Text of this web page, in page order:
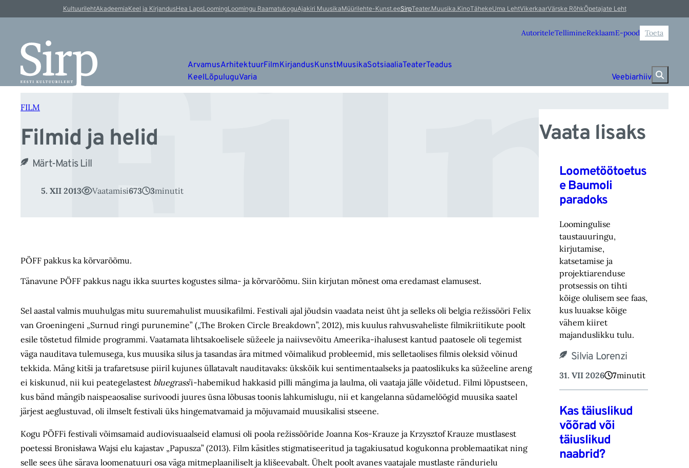
sisu
KultuurilehtAkadeemiaKeel ja KirjandusHea LapsLoomingLoomingu RaamatukoguAjakiri MuusikaMüürilehte-Kunst.eeSirpTeater.Muusika.KinoTähekeUma LehtVikerkaarVärske RõhkÕpetajate Leht
AutoriteleTellimineReklaamE-pood Toeta
ArvamusArhitektuurFilmKirjandusKunstMuusikaSotsiaaliaTeaterTeadus
KeelLõpuluguVaria Veebiarhiiv
FILM
Filmid ja helid
Märt-Matis Lill
5. XII 2013 Vaatamisi673 3minutit
PÖFF pakkus ka kõrvarõõmu.
Tänavune PÖFF pakkus nagu ikka suurtes kogustes silma- ja kõrvarõõmu. Siin kirjutan mõnest oma eredamast elamusest.
Sel aastal valmis muuhulgas mitu suuremahulist muusikafilmi. Festivali ajal jõudsin vaadata neist üht ja selleks oli belgia režissööri Felix
van Groeningeni „Surnud ringi purunemine” („The Broken Circle Breakdown”, 2012), mis kuulus rahvusvaheliste filmikriitikute poolt
esile tõstetud filmide programmi. Vaatamata lihtsakoelisele süžeele ja naiivsevõitu Ameerika-ihalusest kantud paatosele oli tegemist
väga nauditava tulemusega, kus muusika silus ja tasandas ära mitmed võimalikud probleemid, mis selletaolises filmis oleksid võinud
tekkida. Mäng kitši ja trafaretsuse piiril kujunes üllatavalt nauditavaks: ükskõik kui sentimentaalseks ja paatoslikuks ka süžeeline areng
ei kiskunud, nii kui peategelastest bluegrass’i-habemikud hakkasid pilli mängima ja laulma, oli vaataja jälle võidetud. Filmi lõpustseen,
kus bänd mängib naispeaosalise surivoodi juures üsna lõbusas toonis lahkumislugu, nii et kangelanna südamelöögid muusika saatel
järjest aeglustuvad, oli ilmselt festivali üks hingematvamaid ja mõjuvamaid muusikalisi stseene.
Kogu PÖFFi festivali võimsamaid audiovisuaalseid elamusi oli poola režissööride Joanna Kos-Krauze ja Krzysztof Krauze mustlasest
poetessi Bronisława Wajsi elu kajastav „Papusza” (2013). Film käsitles stigmatiseeritud ja tagakiusatud kogukonna problemaatikat ning
selle sees ühe särava loomenatuuri osa väga mitmeplaaniliselt ja klišeevabalt. Ühelt poolt avanes vaatajale mustlaste rändurielu
Vaata lisaks
Loometöötoetus
e Baumoli
paradoks
Loomingulise
taustauuringu,
kirjutamise,
katsetamise ja
projektiarenduse
protsessis on tihti
kõige olulisem see faas,
kus luuakse kõige
vähem kiiret
majanduslikku tulu.
Silvia Lorenzi
31. VII 2026 7minutit
Kas täiuslikud
võõrad või
täiuslikud
naabrid?